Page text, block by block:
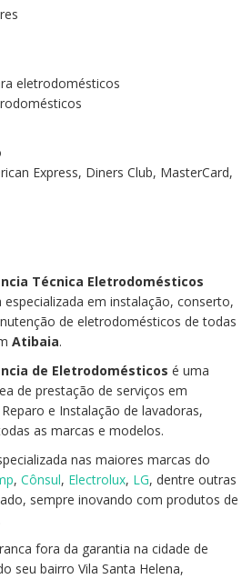
eletrodomésticos
Express, Diners Club, MasterCard,
Técnica Eletrodomésticos
em instalação, conserto,
de eletrodomésticos de todas
Atibaia.
de Eletrodomésticos é uma
de prestação de serviços em
e Instalação de lavadoras,
as marcas e modelos.
nas maiores marcas do
, Cônsul, Electrolux, LG, dentre outras
sempre inovando com produtos de
fora da garantia na cidade de
seu bairro Vila Santa Helena,